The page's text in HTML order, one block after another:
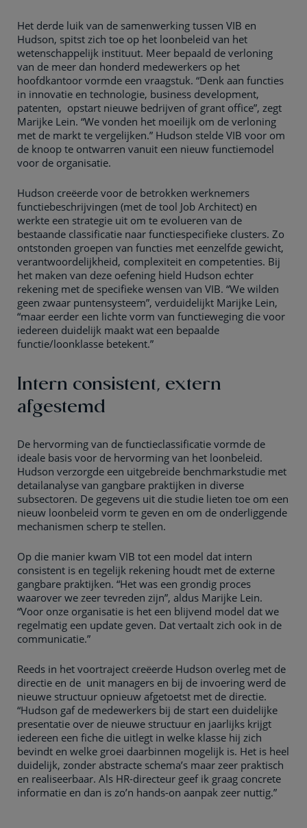
Het derde luik van de samenwerking tussen VIB en
Hudson, spitst zich toe op het loonbeleid van het
wetenschappelijk instituut. Meer bepaald de verloning
van de meer dan honderd medewerkers op het
hoofdkantoor vormde een vraagstuk. “Denk aan functies
in innovatie en technologie, business development,
patenten, opstart nieuwe bedrijven of grant office”, zegt
Marijke Lein. “We vonden het moeilijk om de verloning
met de markt te vergelijken.” Hudson stelde VIB voor om
de knoop te ontwarren vanuit een nieuw functiemodel
voor de organisatie.
Hudson creëerde voor de betrokken werknemers
functiebeschrijvingen (met de tool Job Architect) en
werkte een strategie uit om te evolueren van de
bestaande classificatie naar functiespecifieke clusters. Zo
ontstonden groepen van functies met eenzelfde gewicht,
verantwoordelijkheid, complexiteit en competenties. Bij
het maken van deze oefening hield Hudson echter
rekening met de specifieke wensen van VIB. “We wilden
geen zwaar puntensysteem”, verduidelijkt Marijke Lein,
“maar eerder een lichte vorm van functieweging die voor
iedereen duidelijk maakt wat een bepaalde
functie/loonklasse betekent.”
Intern consistent, extern
afgestemd
De hervorming van de functieclassificatie vormde de
ideale basis voor de hervorming van het loonbeleid.
Hudson verzorgde een uitgebreide benchmarkstudie met
detailanalyse van gangbare praktijken in diverse
subsectoren. De gegevens uit die studie lieten toe om een
nieuw loonbeleid vorm te geven en om de onderliggende
mechanismen scherp te stellen.
Op die manier kwam VIB tot een model dat intern
consistent is en tegelijk rekening houdt met de externe
gangbare praktijken. “Het was een grondig proces
waarover we zeer tevreden zijn”, aldus Marijke Lein.
“Voor onze organisatie is het een blijvend model dat we
regelmatig een update geven. Dat vertaalt zich ook in de
communicatie.”
Reeds in het voortraject creëerde Hudson overleg met de
directie en de unit managers en bij de invoering werd de
nieuwe structuur opnieuw afgetoetst met de directie.
“Hudson gaf de medewerkers bij de start een duidelijke
presentatie over de nieuwe structuur en jaarlijks krijgt
iedereen een fiche die uitlegt in welke klasse hij zich
bevindt en welke groei daarbinnen mogelijk is. Het is heel
duidelijk, zonder abstracte schema’s maar zeer praktisch
en realiseerbaar. Als HR-directeur geef ik graag concrete
informatie en dan is zo’n hands-on aanpak zeer nuttig.”